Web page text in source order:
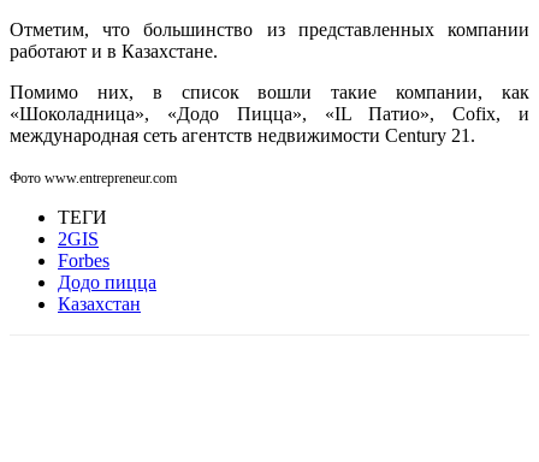
Отметим, что большинство из представленных компании
работают и в Казахстане.
Помимо них, в список вошли такие компании, как
«Шоколадница», «Додо Пицца», «IL Патио», Cofix, и
международная сеть агентств недвижимости Century 21.
Фото www.entrepreneur.com
ТЕГИ
2GIS
Forbes
Додо пицца
Казахстан